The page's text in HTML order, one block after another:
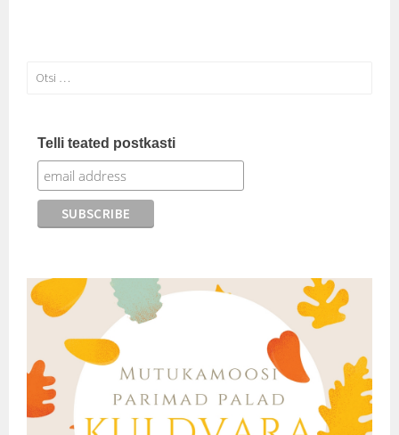
Otsi:
Telli teated postkasti